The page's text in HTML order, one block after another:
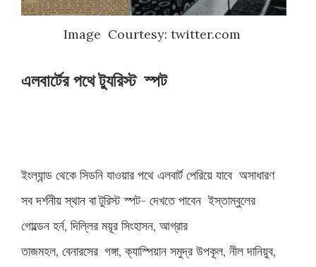
Image Courtesy: twitter.com
এলবার্টের পথে ট্যুরিস্ট স্পট
ইংল্যান্ড থেকে সিডনি যাওয়ার পথে এলবার্ট পেরিয়ে যাবে অসাধারণ
সবদর্শনীয়স্থান বাটুরিস্ট স্পট- দেখতে পাবেন ইস্তাম্বুলের
গোল্ডেন হর্ন, দিল্লির ময়ূর সিংহাসন, আগ্রার
তাজমহল, বেনারসের গঙ্গা, ক্যাস্পিয়ান সমুদ্র উপকূল, নীল দানিয়ুব,